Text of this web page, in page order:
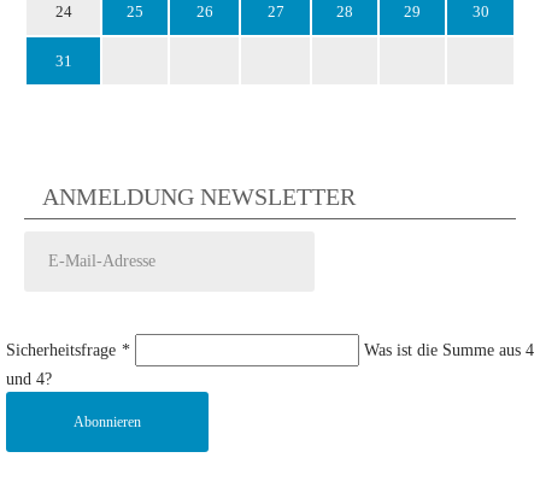
24 25 26 27 28 29 30
31
ANMELDUNG NEWSLETTER
Sicherheitsfrage *
Was ist die Summe aus 4
und 4?
Abonnieren